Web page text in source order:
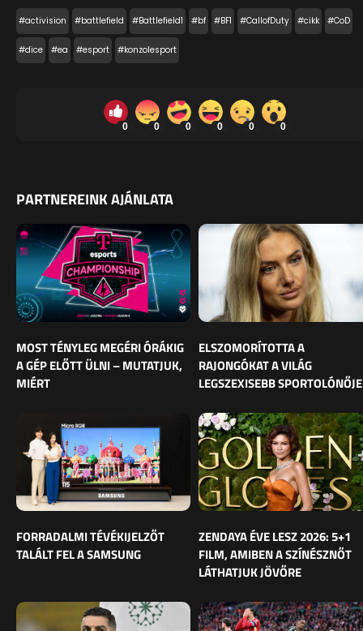
#activision #battlefield #Battlefield1 #bf #BF1 #CallofDuty #cikk #CoD
#dice #ea #esport #konzolesport
0 0 0 0 0 0
PARTNEREINK AJÁNLATA
MOST TÉNYLEG MEGÉRI ÓRÁKIG
A GÉP ELŐTT ÜLNI – MUTATJUK,
MIÉRT
ELSZOMORÍTOTTA A
RAJONGÓKAT A VILÁG
LEGSZEXISEBB SPORTOLÓNŐJE
FORRADALMI TÉVÉKIJELZŐT
TALÁLT FEL A SAMSUNG
ZENDAYA ÉVE LESZ 2026: 5+1
FILM, AMIBEN A SZÍNÉSZNŐT
LÁTHATJUK JÖVŐRE